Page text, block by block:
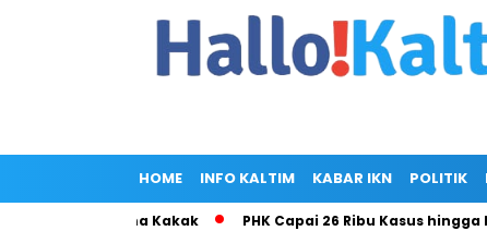
HOME INFO KALTIM KABAR IKN POLITIK
Cuma Kakak PHK Capai 26 Ribu Kasus hingga Mei